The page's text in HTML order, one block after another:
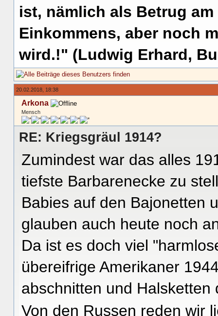
ist, nämlich als Betrug
Einkommens, aber noch
wird.!" (Ludwig Erhard,
20.02.2018, 18:38
Arkona
Mensch
RE: Kriegsgräul 1914?
Zumindest war das alles
tiefste Barbarenecke zu
Babies auf den Bajonetten
glauben auch heute noch
Da ist es doch viel
übereifrige Amerikaner
abschnitten und Halsketten
Von den Russen reden wir